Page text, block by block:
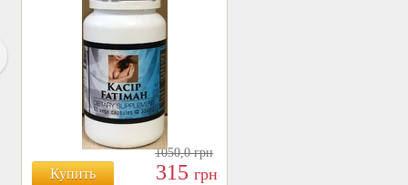
Купить
1050,0грн
315 грн